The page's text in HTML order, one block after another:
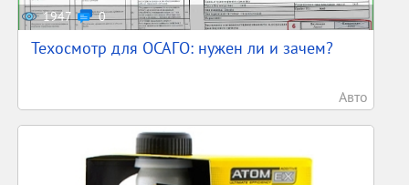
1947 0
Техосмотр для ОСАГО: нужен ли и зачем?
Авто